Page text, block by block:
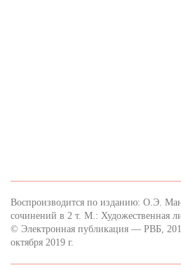
Воспроизводится по изданию: О.Э.
сочинений в 2 т. М.: Художественная
© Электронная публикация — РВБ,
октября 2019 г.